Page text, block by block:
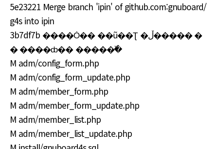
5e23221 Merge branch 'ipin' of github.com:gnuboard/
g4s into ipin
3b7df7b ����Ȯ�� ��ũ��Ʈ �ڵ����� �
� ����ȸ�� �����߰�
M adm/config_form.php
M adm/config_form_update.php
M adm/member_form.php
M adm/member_form_update.php
M adm/member_list.php
M adm/member_list_update.php